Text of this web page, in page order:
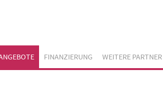
FINANZIERUNG WEITERE PARTNER